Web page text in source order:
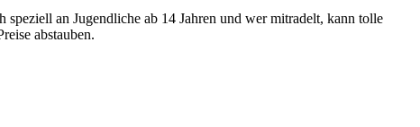
an Jugendliche ab 14 Jahren und wer mitradelt, kann tolle
abstauben.